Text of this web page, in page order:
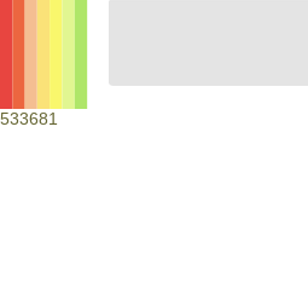
533681